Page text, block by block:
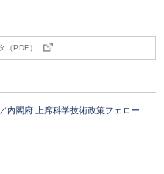
（PDF）
内閣府 上席科学技術政策フェロー